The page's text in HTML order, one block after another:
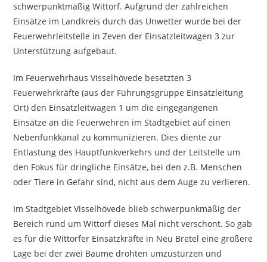
schwerpunktmäßig Wittorf. Aufgrund der zahlreichen
Einsätze im Landkreis durch das Unwetter wurde bei der
Feuerwehrleitstelle in Zeven der Einsatzleitwagen 3 zur
Unterstützung aufgebaut.
Im Feuerwehrhaus Visselhövede besetzten 3
Feuerwehrkräfte (aus der Führungsgruppe Einsatzleitung
Ort) den Einsatzleitwagen 1 um die eingegangenen
Einsätze an die Feuerwehren im Stadtgebiet auf einen
Nebenfunkkanal zu kommunizieren. Dies diente zur
Entlastung des Hauptfunkverkehrs und der Leitstelle um
den Fokus für dringliche Einsätze, bei den z.B. Menschen
oder Tiere in Gefahr sind, nicht aus dem Auge zu verlieren.
Im Stadtgebiet Visselhövede blieb schwerpunkmäßig der
Bereich rund um Wittorf dieses Mal nicht verschont. So gab
es für die Wittorfer Einsatzkräfte in Neu Bretel eine größere
Lage bei der zwei Bäume drohten umzustürzen und